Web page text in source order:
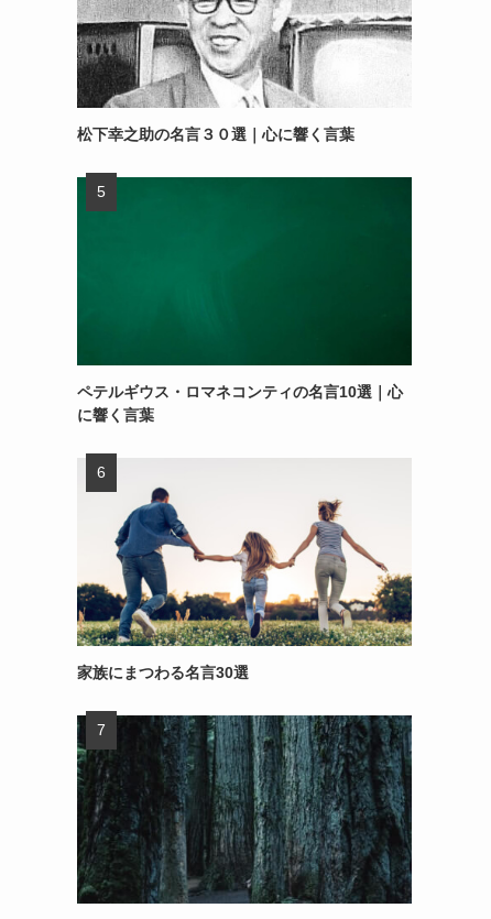
松下幸之助の名言３０選｜心に響く言葉
ペテルギウス・ロマネコンティの名言10選｜心
に響く言葉
家族にまつわる名言30選